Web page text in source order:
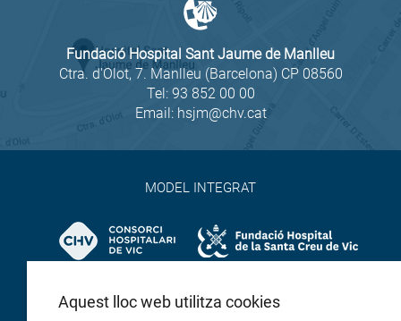
Fundació Hospital Sant Jaume de Manlleu
Ctra. d'Olot, 7. Manlleu (Barcelona) CP 08560
Tel: 93 852 00 00
Email: hsjm@chv.cat
MODEL INTEGRAT
Aquest lloc web utilitza cookies